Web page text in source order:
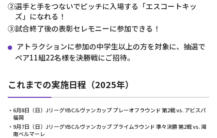
②選手と手をつないでピッチに入場する「エスコートキッ
ズ」になれる！
③試合終了後の表彰セレモニーに参加できる！
アトラクションに参加の中学生以上の方を対象に、抽選で
ペア11組22名様を決勝戦にご招待。
これまでの実施日程（2025年）
・6月8日（日）JリーグYBCルヴァンカップ プレーオフラウンド 第2戦 vs. アビスパ
福岡
・9月7日（日）JリーグYBCルヴァンカップ プライムラウンド 準々決勝 第2戦 vs. 湘
南ベルマーレ